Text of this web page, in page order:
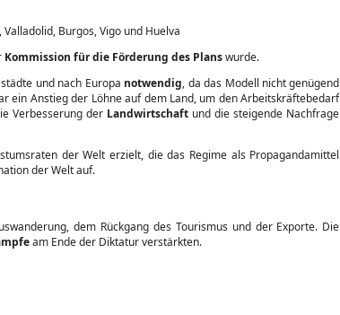
Valladolid, Burgos, Vigo und Huelva
Kommission für die Förderung des Planswurde.
und nach Europa notwendig, da das Modell nicht genügend
ein Anstieg der Löhne auf dem Land, um den Arbeitskräftebedarf
Verbesserung der Landwirtschaft und die steigende Nachfrage
der Welt erzielt, die das Regime als Propagandamittel
der Welt auf.
dem Rückgang des Tourismus und der Exporte. Die
am Ende der Diktatur verstärkten.